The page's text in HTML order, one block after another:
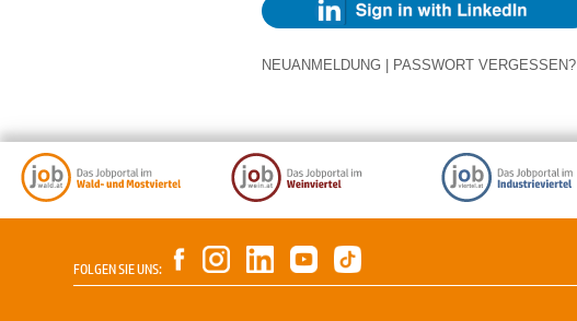
NEUANMELDUNG PASSWORT VERGESSEN?
FOLGEN SIE UNS: